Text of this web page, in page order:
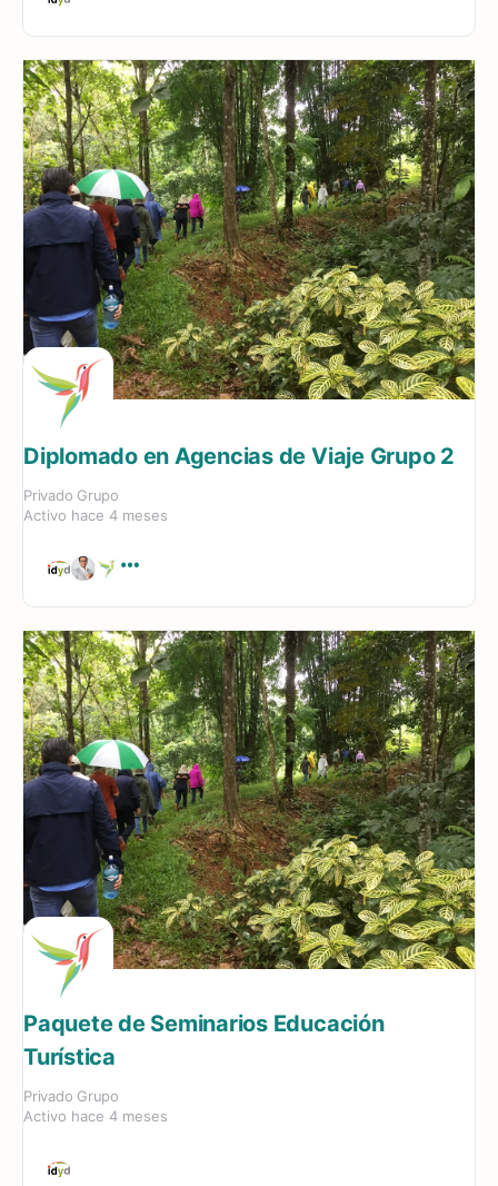
Diplomado en Agencias de Viaje Grupo 2
Privado Grupo
Activo hace 4 meses
Paquete de Seminarios Educación
Turística
Privado Grupo
Activo hace 4 meses